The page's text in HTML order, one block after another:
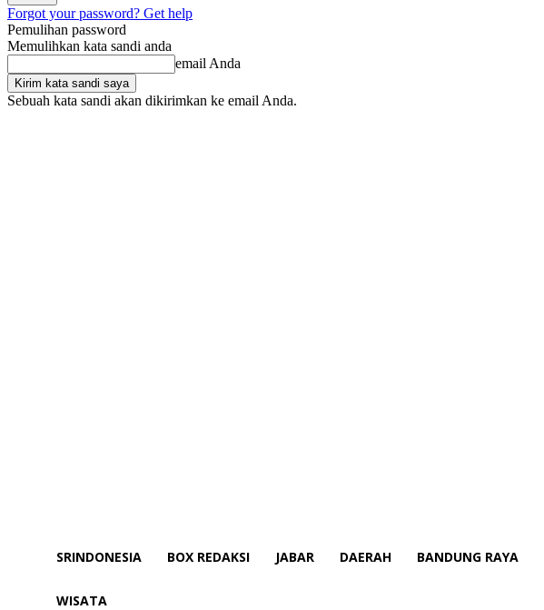
Forgot your password? Get help
Pemulihan password
Memulihkan kata sandi anda
email Anda
Sebuah kata sandi akan dikirimkan ke email Anda.
SRINDONESIA BOX REDAKSI JABAR DAERAH BANDUNG RAYA
WISATA